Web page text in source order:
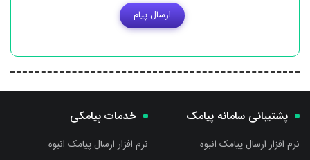
ارسال پیام
پشتیبانی سامانه پیامک
نرم افزار ارسال پیامک انبوه
خدمات پیامکی
نرم افزار ارسال پیامک انبوه